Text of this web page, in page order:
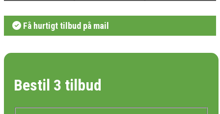
Få hurtigt tilbud på mail
Bestil 3 tilbud